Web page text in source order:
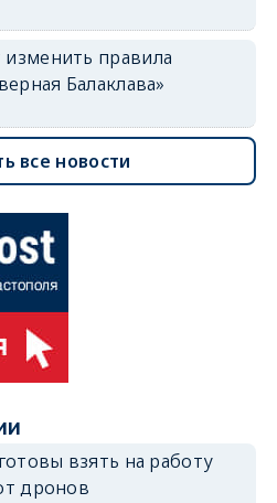
правила
Балаклава»
все новости
взять на работу
дронов